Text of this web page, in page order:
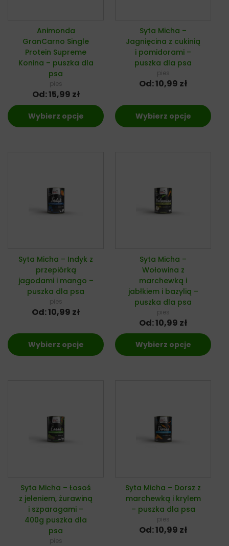
Animonda
GranCarno Single
Protein Supreme
Konina – puszka dla
psa
pies
Od:15,99 zł
Wybierz opcje
Syta Micha –
Jagnięcina z cukinią
i pomidorami –
puszka dla psa
pies
Od:10,99 zł
Wybierz opcje
Syta Micha – Indyk z
przepiórką
jagodami i mango –
puszka dla psa
pies
Od:10,99 zł
Wybierz opcje
Syta Micha –
Wołowina z
marchewką i
jabłkiem i bazylią –
puszka dla psa
pies
Od:10,99 zł
Wybierz opcje
Syta Micha – Łosoś
z jeleniem, żurawiną
i szparagami –
400g puszka dla
psa
pies
Syta Micha – Dorsz z
marchewką i krylem
– puszka dla psa
pies
Od:10,99 zł